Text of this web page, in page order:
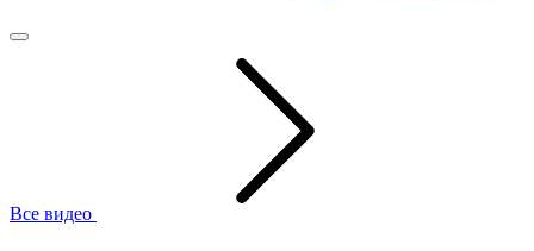
выражаю огромную благодарность всем, кто
приложил усилия для того, чтобы сегодняшнее
мероприятие состоялось, чтобы был создан этот
бюст, чтобы он был здесь установлен в одном из
крупнейших и значимых концертных залов России
и мира. Благодаря этому будет увековечена память
о легендарном дирижере Веронике Дударовой, но
я думаю, и вы со мной согласитесь, что это